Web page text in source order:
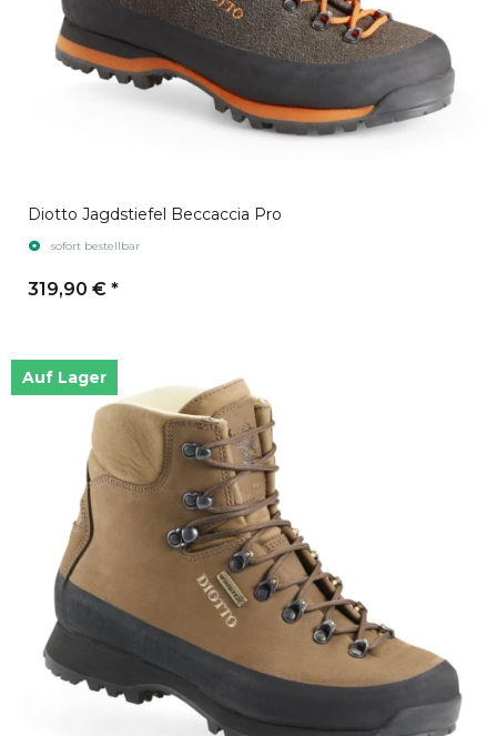
Diotto Jagdstiefel Beccaccia Pro
sofort bestellbar
319,90 € *
Auf Lager